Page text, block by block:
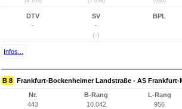
DTV
-
SV
-
(-)
BPL
Infos...
B 8 Frankfurt-Bockenheimer Landstraße - AS Frankfurt-
Nr.
443
B-Rang
10.042
L-Rang
956